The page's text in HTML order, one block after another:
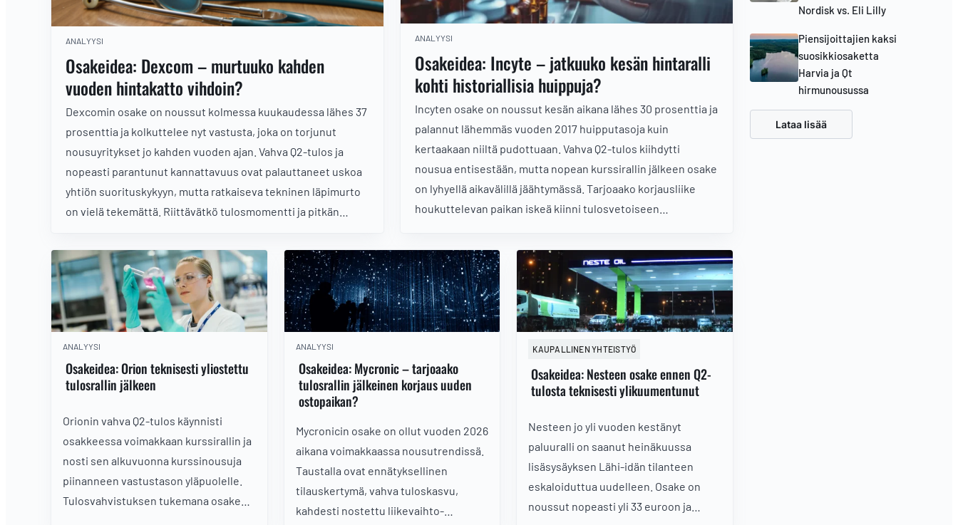
ANALYYSI
Osakeidea: Dexcom – murtuuko kahden
vuoden hintakatto vihdoin?
Dexcomin osake on noussut kolmessa kuukaudessa lähes 37
prosenttia ja kolkuttelee nyt vastusta, joka on torjunut
nousuyritykset jo kahden vuoden ajan. Vahva Q2-tulos ja
nopeasti parantunut kannattavuus ovat palauttaneet uskoa
yhtiön suorituskykyyn, mutta ratkaiseva tekninen läpimurto
on vielä tekemättä. Riittävätkö tulosmomentti ja pitkän
ANALYYSI
Osakeidea: Incyte – jatkuuko kesän hintaralli
kohti historiallisia huippuja?
Incyten osake on noussut kesän aikana lähes 30 prosenttia ja
palannut lähemmäs vuoden 2017 huipputasoja kuin
kertaakaan niiltä pudottuaan. Vahva Q2-tulos kiihdytti
nousua entisestään, mutta nopean kurssirallin jälkeen osake
on lyhyellä aikavälillä jäähtymässä. Tarjoaako korjausliike
houkuttelevan paikan iskeä kiinni tulosvetoiseen
ANALYYSI
Osakeidea: Orion teknisesti yliostettu
tulosrallin jälkeen
Orionin vahva Q2-tulos käynnisti
osakkeessa voimakkaan kurssirallin ja
nosti sen alkuvuonna kurssinousuja
piinanneen vastustason yläpuolelle.
Tulosvahvistuksen tukemana osake
ANALYYSI
Osakeidea: Mycronic – tarjoaako
tulosrallin jälkeinen korjaus uuden
ostopaikan?
Mycronicin osake on ollut vuoden 2026
aikana voimakkaassa nousutrendissä.
Taustalla ovat ennätyksellinen
tilauskertymä, vahva tuloskasvu,
kahdesti nostettu liikevaihto-
KAUPALLINEN YHTEISTYÖ
Osakeidea: Nesteen osake ennen Q2-
tulosta teknisesti ylikuumentunut
Nesteen jo yli vuoden kestänyt
paluuralli on saanut heinäkuussa
lisäsysäyksen Lähi-idän tilanteen
eskaloiduttua uudelleen. Osake on
noussut nopeasti yli 33 euroon ja
Nordisk vs. Eli Lilly
Piensijoittajien kaksi
suosikkiosaketta
Harvia ja Qt
hirmunousussa
Lataa lisää